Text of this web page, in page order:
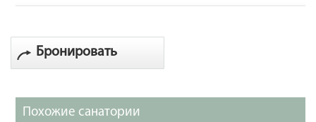
Бронировать
Похожие санатории